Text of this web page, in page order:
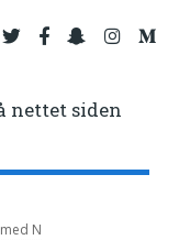
nettet siden
N